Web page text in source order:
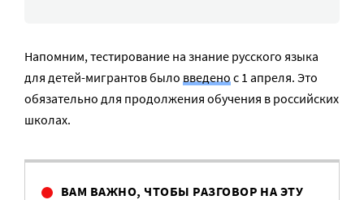
Напомним, тестирование на знание русского языка
для детей-мигрантов было введенос 1 апреля. Это
обязательно для продолжения обучения в российских
школах.
ВАМ ВАЖНО, ЧТОБЫ РАЗГОВОР НА ЭТУ